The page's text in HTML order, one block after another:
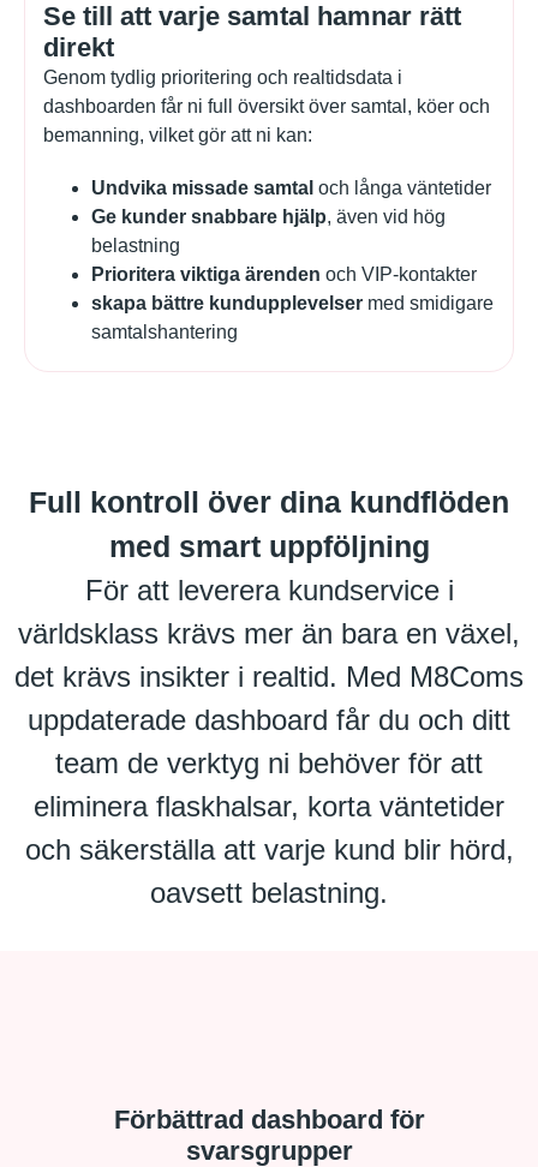
Se till att varje samtal hamnar rätt
direkt
Genom tydlig prioritering och realtidsdata i
dashboarden får ni full översikt över samtal, köer och
bemanning, vilket gör att ni kan:
Undvika missade samtal och långa väntetider
Ge kunder snabbare hjälp, även vid hög
belastning
Prioritera viktiga ärenden och VIP-kontakter
skapa bättre kundupplevelser med smidigare
samtalshantering
Full kontroll över dina kundflöden
med smart uppföljning
För att leverera kundservice i
världsklass krävs mer än bara en växel,
det krävs insikter i realtid. Med M8Coms
uppdaterade dashboard får du och ditt
team de verktyg ni behöver för att
eliminera flaskhalsar, korta väntetider
och säkerställa att varje kund blir hörd,
oavsett belastning.
Förbättrad dashboard för
svarsgrupper​